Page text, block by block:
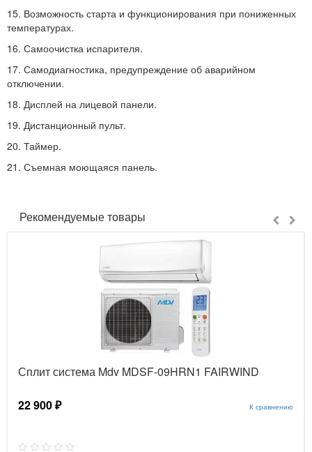
15. Возможность старта и функционирования при пониженных
температурах.
16. Самоочистка испарителя.
17. Самодиагностика, предупреждение об аварийном
отключении.
18. Дисплей на лицевой панели.
19. Дистанционный пульт.
20. Таймер.
21. Съемная моющаяся панель.
Рекомендуемые товары
Сплит система Mdv MDSF-09HRN1 FAIRWIND
К сравнению
22 900 ₽